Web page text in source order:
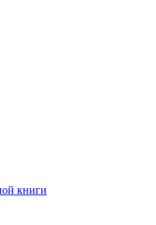
книги